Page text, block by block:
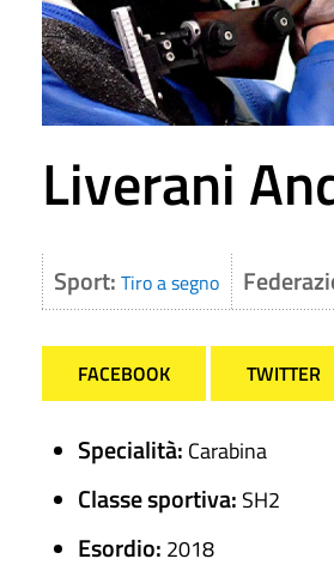
Liverani
Sport: Tiro a segno
FACEBOOK TWITTER
Specialità: Carabina
Classe sportiva: SH2
Esordio: 2018